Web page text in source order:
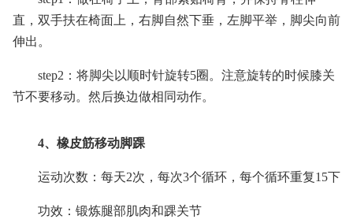
直，双手扶在椅面上，右脚自然下垂，左脚平举，脚尖向前
伸出。
step2：将脚尖以顺时针旋转5圈。注意旋转的时候膝关
节不要移动。然后换边做相同动作。
4、橡皮筋移动脚踝
运动次数：每天2次，每次3个循环，每个循环重复15下
功效：锻炼腿部肌肉和踝关节